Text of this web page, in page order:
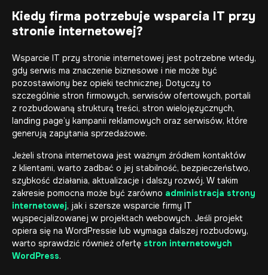
Kiedy firma potrzebuje wsparcia IT przy
stronie internetowej?
Wsparcie IT przy stronie internetowej jest potrzebne wtedy,
gdy serwis ma znaczenie biznesowe i nie może być
pozostawiony bez opieki technicznej. Dotyczy to
szczególnie stron firmowych, serwisów ofertowych, portali
z rozbudowaną strukturą treści, stron wielojęzycznych,
landing page’y kampanii reklamowych oraz serwisów, które
generują zapytania sprzedażowe.
Jeżeli strona internetowa jest ważnym źródłem kontaktów
z klientami, warto zadbać o jej stabilność, bezpieczeństwo,
szybkość działania, aktualizacje i dalszy rozwój. W takim
zakresie pomocna może być zarówno administracja strony
internetowej, jak i szersze wsparcie firmy IT
wyspecjalizowanej w projektach webowych. Jeśli projekt
opiera się na WordPressie lub wymaga dalszej rozbudowy,
warto sprawdzić również ofertę stron internetowych
WordPress.